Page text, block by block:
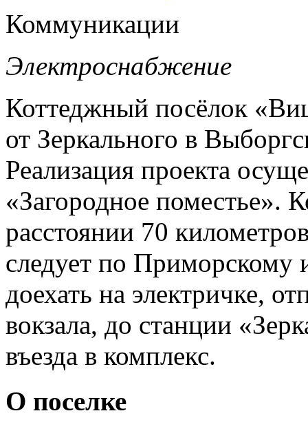
Коммуникации
Электроснабжение
Коттеджный посёлок
от Зеркального в
Реализация проекта
«Загородное поместье».
расстоянии 70
следует по
доехать на электричке,
вокзала, до станции
въезда в комплекс.
О поселке